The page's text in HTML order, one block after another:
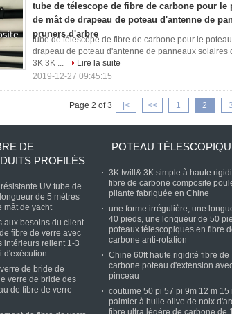
tube de télescope de fibre de carbone pour le
de mât de drapeau de poteau d'antenne de
pruners d'arbre
tube de télescope de fibre de carbone pour le
drapeau de poteau d'antenne de panneaux
3K 3K ...
Lire la suite
2019-12-27 09:45:15
Page 2 of 3 |< << 1 2 3
DE
PROFILÉS
UV tube de
de 5 mètres
mât de yacht
aux besoins du client
fibre de verre avec
intérieurs relient 1-3
d'exécution
de bride de
verre de bride des
de fibre de verre
POTEAU
3K twill& 3K simple à haute
fibre de carbone composite
pliante fabriquée en Chine
une forme irrégulière, une
40 pieds, une longueur de 50
poteaux télescopiques en fibre
carbone anti-rotation
Chine 60ft haute rigidité fibre de
carbone poteau d'extension
pinceau
coutume 50 pi 57 pi 9m 12 m 15
palmier à huile olive de noix
fibre ultra légère de carbone de